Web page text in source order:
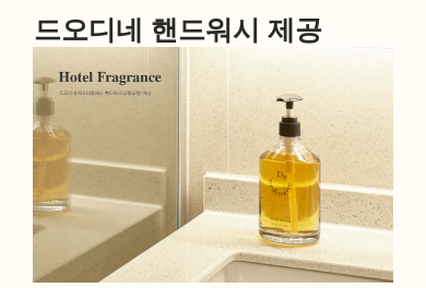
드오디네 핸드워시 제공